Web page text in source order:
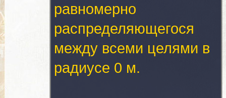
равномерно
распределяющегося
между всеми целями в
радиусе 0 м.